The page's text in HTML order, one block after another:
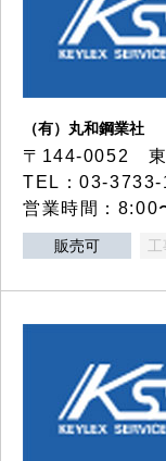
（有）丸和鋼業社
〒144-0052 東
TEL：03-
営業時間：8:00
販売可